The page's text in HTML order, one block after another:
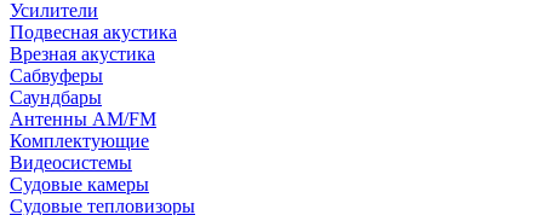
Усилители
Подвесная акустика
Врезная акустика
Сабвуферы
Саундбары
Антенны AM/FM
Комплектующие
Видеосистемы
Судовые камеры
Cудовые тепловизоры